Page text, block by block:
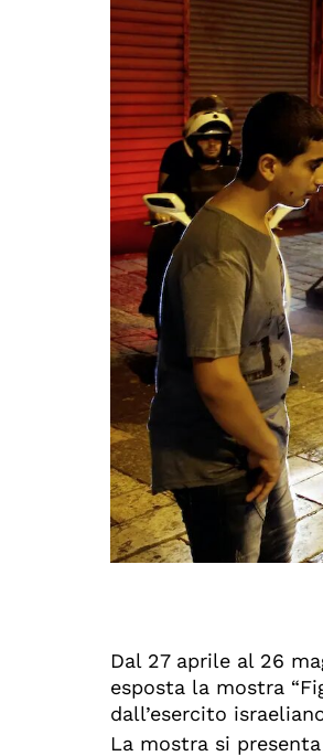
Dal 27 aprile al 26
esposta la mostra
dall’esercito
La mostra si